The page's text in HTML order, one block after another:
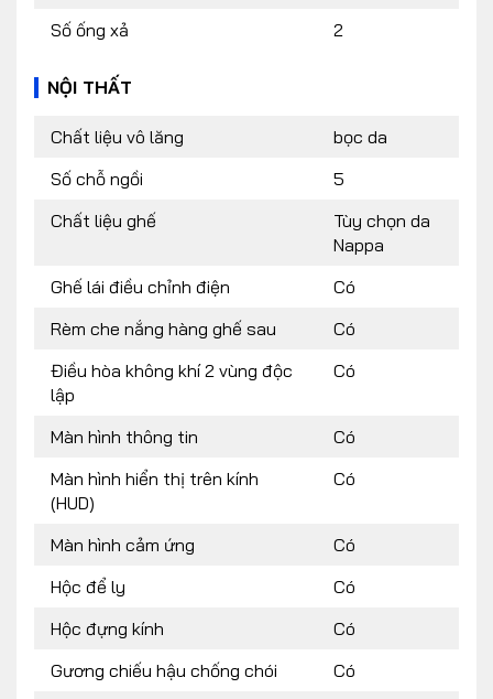
Số ống xả
2
NỘI THẤT
Chất liệu vô lăng
bọc da
Số chỗ ngồi
5
Chất liệu ghế
Tùy chọn da
Nappa
Ghế lái điều chỉnh điện
Có
Rèm che nắng hàng ghế sau
Có
Điều hòa không khí 2 vùng độc
lập
Có
Màn hình thông tin
Có
Màn hình hiển thị trên kính
(HUD)
Có
Màn hình cảm ứng
Có
Hộc để ly
Có
Hộc đựng kính
Có
Gương chiếu hậu chống chói
Có